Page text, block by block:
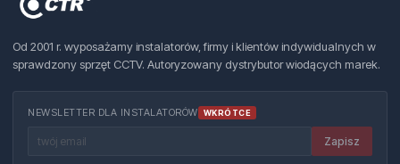
Od 2001 r. wyposażamy instalatorów, firmy i klientów indywidualnych w
sprawdzony sprzęt CCTV. Autoryzowany dystrybutor wiodących marek.
NEWSLETTER DLA INSTALATORÓW WKRÓTCE
Zapisz